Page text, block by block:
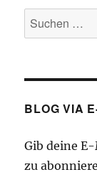
Suche
nach:
BLOG VIA
Gib deine
zu